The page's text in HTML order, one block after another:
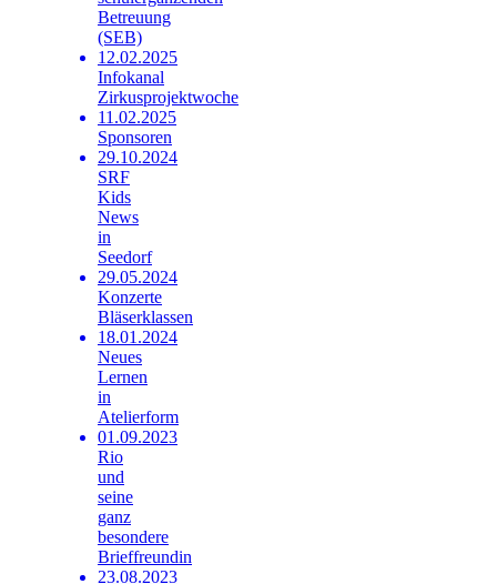
Betreuung
(SEB)
12.02.2025
Infokanal
Zirkusprojektwoche
11.02.2025
Sponsoren
29.10.2024
SRF
Kids
News
in
Seedorf
29.05.2024
Konzerte
Bläserklassen
18.01.2024
Neues
Lernen
in
Atelierform
01.09.2023
Rio
und
seine
ganz
besondere
Brieffreundin
23.08.2023